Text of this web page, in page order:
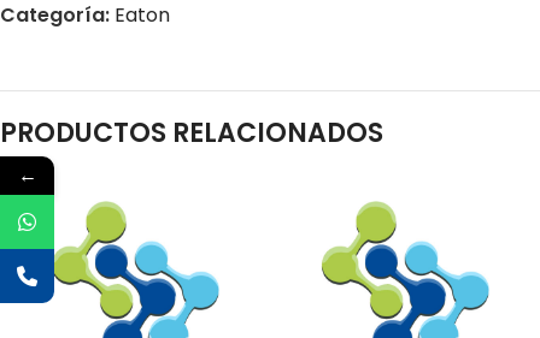
Categoría: Eaton
PRODUCTOS RELACIONADOS
←